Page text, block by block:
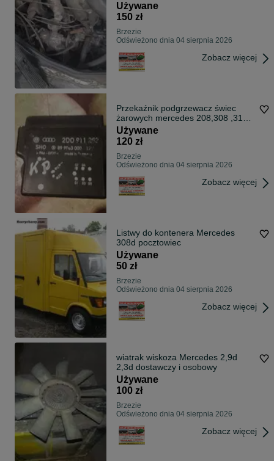
Używane
150 zł
Brzezie
Odświeżono dnia 04 sierpnia 2026
Zobacz więcej
Przekaźnik podgrzewacz świec
żarowych mercedes 208,308 ,310
,410
Używane
120 zł
Brzezie
Odświeżono dnia 04 sierpnia 2026
Zobacz więcej
Listwy do kontenera Mercedes
308d pocztowiec
Używane
50 zł
Brzezie
Odświeżono dnia 04 sierpnia 2026
Zobacz więcej
wiatrak wiskoza Mercedes 2,9d
2,3d dostawczy i osobowy
Używane
100 zł
Brzezie
Odświeżono dnia 04 sierpnia 2026
Zobacz więcej